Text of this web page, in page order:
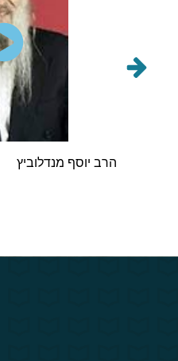
הרב יוסף מנדלוביץ